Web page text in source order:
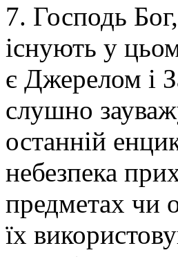
7. Господь
існують у
є Джерелом і
слушно
останній
небезпека
предметах чи
їх